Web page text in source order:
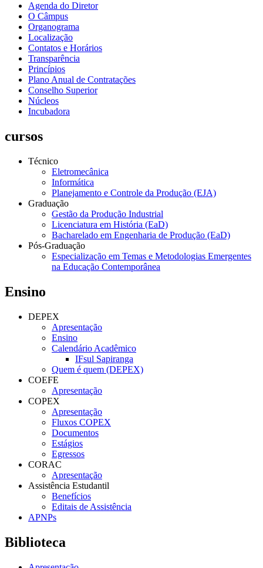
Agenda do Diretor
O Câmpus
Organograma
Localização
Contatos e Horários
Transparência
Princípios
Plano Anual de Contratações
Conselho Superior
Núcleos
Incubadora
cursos
Técnico
Eletromecânica
Informática
Planejamento e Controle da Produção (EJA)
Graduação
Gestão da Produção Industrial
Licenciatura em História (EaD)
Bacharelado em Engenharia de Produção (EaD)
Pós-Graduação
Especialização em Temas e Metodologias Emergentes
na Educação Contemporânea
Ensino
DEPEX
Apresentação
Ensino
Calendário Acadêmico
IFsul Sapiranga
Quem é quem (DEPEX)
COEFE
Apresentação
COPEX
Apresentação
Fluxos COPEX
Documentos
Estágios
Egressos
CORAC
Apresentação
Assistência Estudantil
Benefícios
Editais de Assistência
APNPs
Biblioteca